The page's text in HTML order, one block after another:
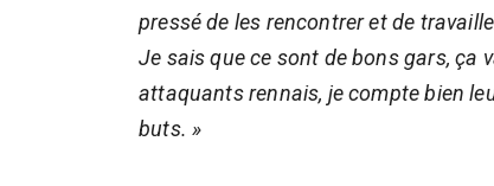
pressé de les rencontrer et de
Je sais que ce sont de bons gars, ça
attaquants rennais, je compte bien
buts. »